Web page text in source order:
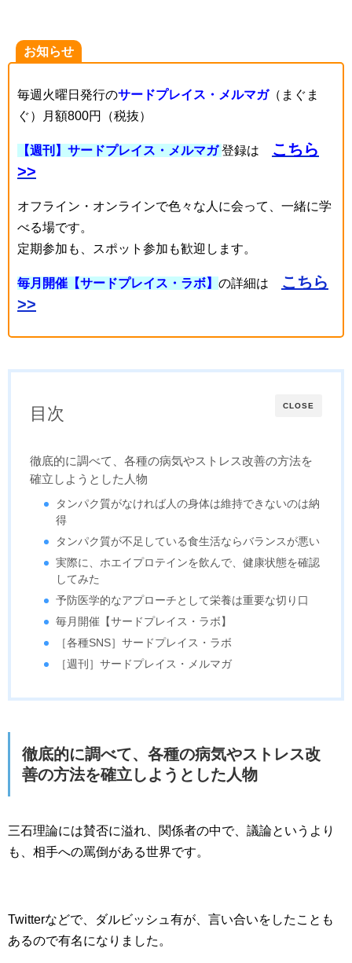
お知らせ
毎週火曜日発行のサードプレイス・メルマガ（まぐま
ぐ）月額800円（税抜）
【週刊】サードプレイス・メルマガ 登録は
こちら
>>
オフライン・オンラインで色々な人に会って、一緒に学
べる場です。
定期参加も、スポット参加も歓迎します。
毎月開催【サードプレイス・ラボ】 の詳細は
こちら
>>
CLOSE
目次
徹底的に調べて、各種の病気やストレス改善の方法を
確立しようとした人物
タンパク質がなければ人の身体は維持できないのは納
得
タンパク質が不足している食生活ならバランスが悪い
実際に、ホエイプロテインを飲んで、健康状態を確認
してみた
予防医学的なアプローチとして栄養は重要な切り口
毎月開催【サードプレイス・ラボ】
［各種SNS］サードプレイス・ラボ
［週刊］サードプレイス・メルマガ
徹底的に調べて、各種の病気やストレス改
善の方法を確立しようとした人物
三石理論には賛否に溢れ、関係者の中で、議論というより
も、相手への罵倒がある世界です。
Twitterなどで、ダルビッシュ有が、言い合いをしたことも
あるので有名になりました。